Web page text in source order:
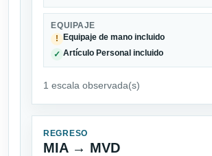
EQUIPAJE
!
Equipaje de mano incluido
✓ Artículo Personal incluido
1 escala observada(s)
REGRESO
MIA → MVD